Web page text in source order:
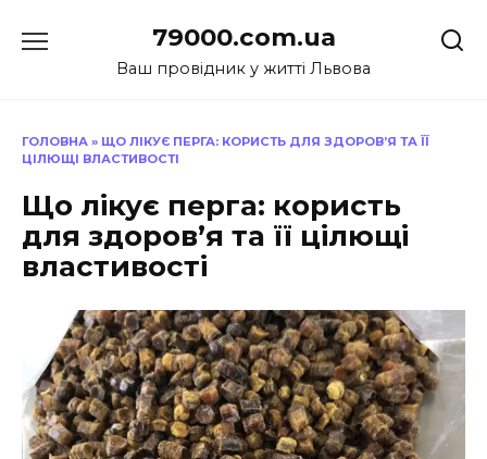
до
79000.com.ua
Ваш провідник у житті Львова
ГОЛОВНА » ЩО ЛІКУЄ ПЕРГА: КОРИСТЬ ДЛЯ ЗДОРОВ’Я ТА ЇЇ
ЦІЛЮЩІ ВЛАСТИВОСТІ
Що лікує перга: користь
для здоров’я та її цілющі
властивості